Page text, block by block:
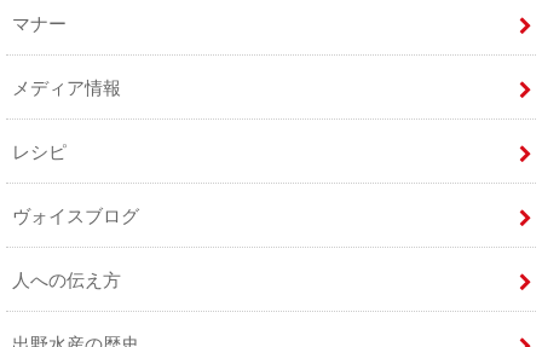
マナー
メディア情報
レシピ
ヴォイスブログ
人への伝え方